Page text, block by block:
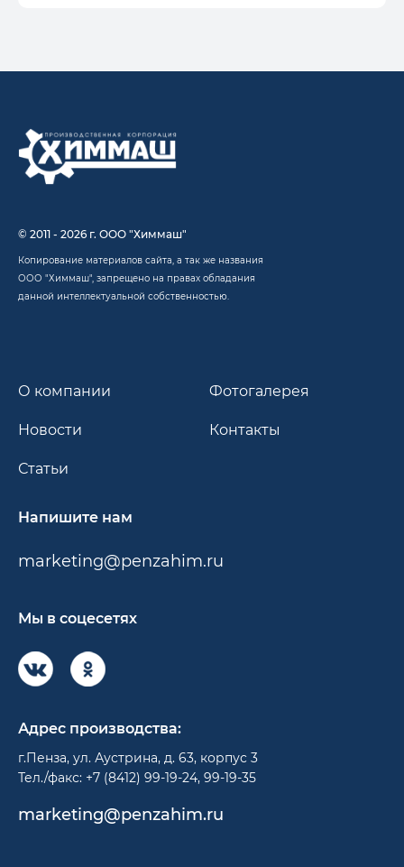
© 2011 - 2026 г. ООО "Химмаш"
Копирование материалов сайта, а так же названия
ООО "Химмаш", запрещено на правах обладания
данной интеллектуальной собственностью.
О компании
Новости
Статьи
Фотогалерея
Контакты
Напишите нам
marketing@penzahim.ru
Мы в соцесетях
Адрес производства:
г.Пенза, ул. Аустрина, д. 63, корпус 3
Тел./факс: +7 (8412) 99-19-24, 99-19-35
marketing@penzahim.ru